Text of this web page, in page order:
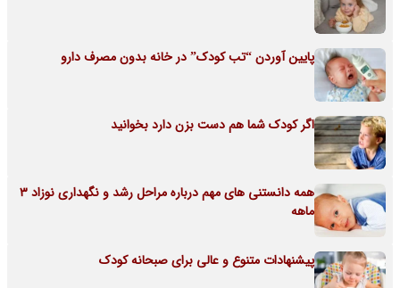
پایین آوردن “تب کودک” در خانه بدون مصرف دارو
اگر کودک شما هم دست بزن دارد بخوانید
همه دانستنی های مهم درباره مراحل رشد و نگهداری نوزاد 3
ماهه
پیشنهادات متنوع و عالی برای صبحانه کودک